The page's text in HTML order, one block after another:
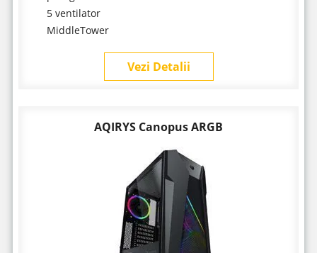
5 ventilator
MiddleTower
Vezi Detalii
AQIRYS Canopus ARGB